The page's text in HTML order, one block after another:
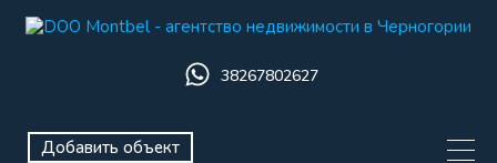
38267802627
Добавить объект